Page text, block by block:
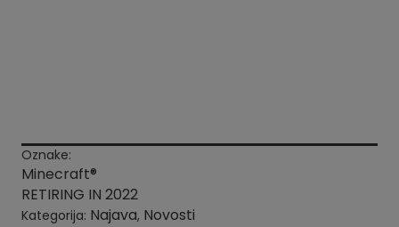
Oznake:
Minecraft®
RETIRING IN 2022
Kategorija: Najava, Novosti